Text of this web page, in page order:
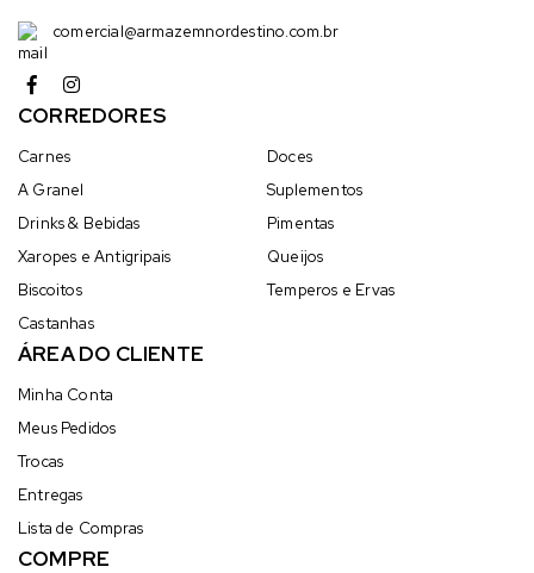
comercial@armazemnordestino.com.br
CORREDORES
Carnes
A Granel
Drinks & Bebidas
Xaropes e Antigripais
Biscoitos
Castanhas
Doces
Suplementos
Pimentas
Queijos
Temperos e Ervas
ÁREA DO CLIENTE
Minha Conta
Meus Pedidos
Trocas
Entregas
Lista de Compras
COMPRE